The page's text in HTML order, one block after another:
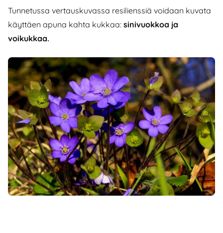
Tunnetussa vertauskuvassa resilienssiä voidaan kuvata
käyttäen apuna kahta kukkaa: sinivuokkoa ja
voikukkaa.